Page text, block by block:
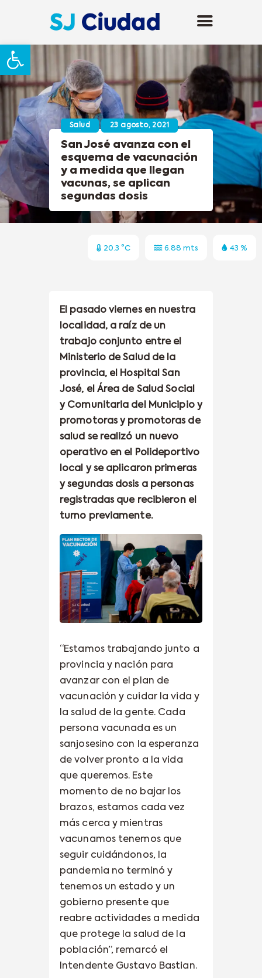
Abrir barra de herramientas
Salud 23 agosto, 2021
San José avanza con el
esquema de vacunación
y a medida que llegan
vacunas, se aplican
segundas dosis
20.3 °C 6.88 mts 43 %
El pasado viernes en nuestra
localidad, a raíz de un
trabajo conjunto entre el
Ministerio de Salud de la
provincia, el Hospital San
José, el Área de Salud Social
y Comunitaria del Municipio y
promotoras y promotoras de
salud se realizó un nuevo
operativo en el Polideportivo
local y se aplicaron primeras
y segundas dosis a personas
registradas que recibieron el
turno previamente.
“Estamos trabajando junto a
provincia y nación para
avanzar con el plan de
vacunación y cuidar la vida y
la salud de la gente. Cada
persona vacunada es un
sanjosesino con la esperanza
de volver pronto a la vida
que queremos. Este
momento de no bajar los
brazos, estamos cada vez
más cerca y mientras
vacunamos tenemos que
seguir cuidándonos, la
pandemia no terminó y
tenemos un estado y un
gobierno presente que
reabre actividades a medida
que protege la salud de la
población”, remarcó el
Intendente Gustavo Bastian.